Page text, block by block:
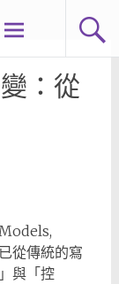
：從
從傳統的寫
與「控